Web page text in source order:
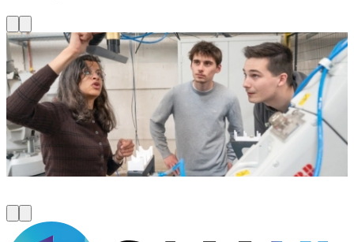
Subsidie voor innovatieve MKB’s
Via het programma ‘Kansen voor West III’, dat medegefinancierd
wordt door de Europese Unie, is er extra financiering beschikbaar
voor innovatievouchers. TU Delft Campus en haar fieldlabs bieden
een reeks vouchers aan die toegang geven tot deskundige kennis,
faciliteiten en waardevolle netwerken om uw innovatie te versnellen.
Lees meer